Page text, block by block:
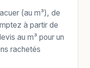
(au m³), de
à partir de
au m³ pour un
rachetés